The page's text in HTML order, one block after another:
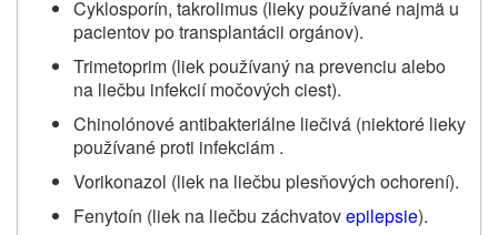
Cyklosporín, takrolimus (lieky používané najmä u
pacientov po transplantácii orgánov).
Trimetoprim (liek používaný na prevenciu alebo
na liečbu infekcií močových ciest).
Chinolónové antibakteriálne liečivá (niektoré lieky
používané proti infekciám .
Vorikonazol (liek na liečbu plesňových ochorení).
Fenytoín (liek na liečbu záchvatovepilepsie).